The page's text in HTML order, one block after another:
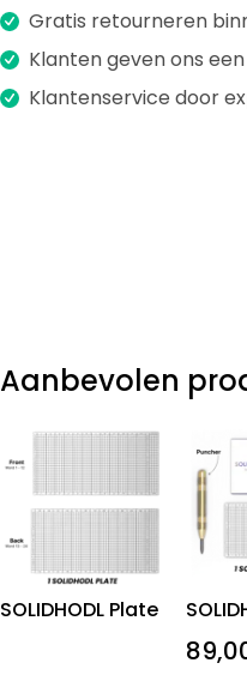
Gratis retourneren
Klanten geven ons
Klantenservice door
Aanbevolen
SOLIDHODL Plate